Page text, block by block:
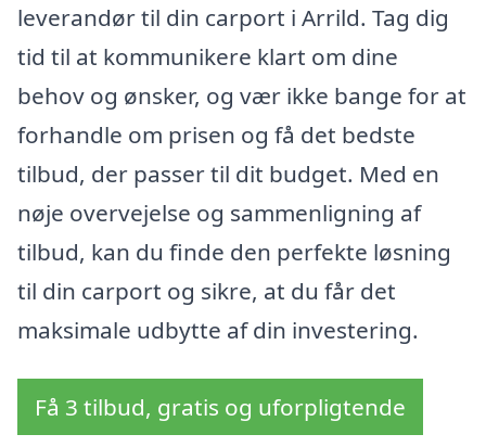
leverandør til din carport i Arrild. Tag dig
tid til at kommunikere klart om dine
behov og ønsker, og vær ikke bange for at
forhandle om prisen og få det bedste
tilbud, der passer til dit budget. Med en
nøje overvejelse og sammenligning af
tilbud, kan du finde den perfekte løsning
til din carport og sikre, at du får det
maksimale udbytte af din investering.
Få 3 tilbud, gratis og uforpligtende